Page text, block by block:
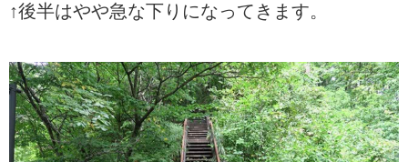
↑後半はやや急な下りになってきます。